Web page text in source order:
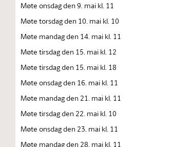
Møte onsdag den 9. mai kl. 11
Møte torsdag den 10. mai kl. 10
Møte mandag den 14. mai kl. 11
Møte tirsdag den 15. mai kl. 12
Møte tirsdag den 15. mai kl. 18
Møte onsdag den 16. mai kl. 11
Møte mandag den 21. mai kl. 11
Møte tirsdag den 22. mai kl. 10
Møte onsdag den 23. mai kl. 11
Møte mandag den 28. mai kl. 11